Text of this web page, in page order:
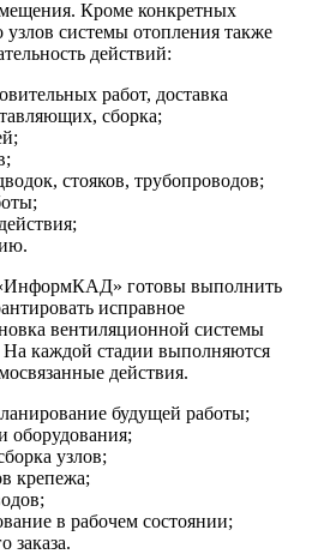
Кроме конкретных
узлов системы отопления также
действий:
работ, доставка
сборка;
стояков, трубопроводов;
готовы выполнить
исправное
вентиляционной системы
На каждой стадии выполняются
действия.
будущей работы;
оборудования;
узлов;
крепежа;
в рабочем состоянии;
заказа.